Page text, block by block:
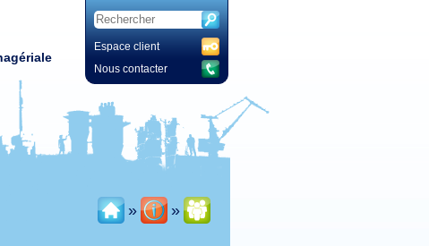
Espace client
Nous contacter
» »